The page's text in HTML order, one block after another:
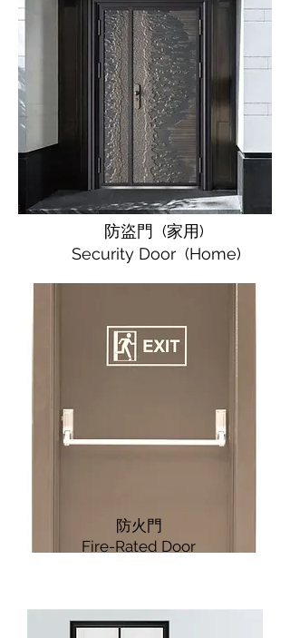
防盜門 (家用)
Security Door (Home)
​防火門
​Fire-Rated Door